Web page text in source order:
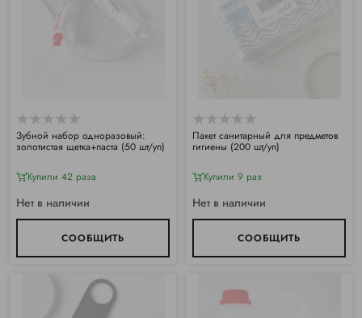
Зубной набор одноразовый:
золотистая щетка+паста (50 шт/уп)
Купили 42 раза
Нет в наличии
СООБЩИТЬ
Пакет санитарный для предметов
гигиены (200 шт/уп)
Купили 9 раз
Нет в наличии
СООБЩИТЬ